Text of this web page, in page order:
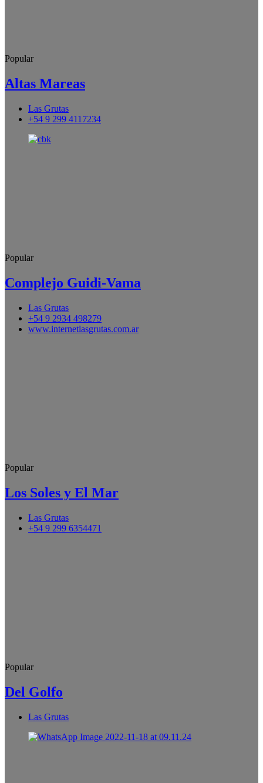
Popular
Altas Mareas
Las Grutas
+54 9 299 4117234
Popular
Complejo Guidi-Vama
Las Grutas
+54 9 2934 498279
www.internetlasgrutas.com.ar
Popular
Los Soles y El Mar
Las Grutas
+54 9 299 6354471
Popular
Del Golfo
Las Grutas